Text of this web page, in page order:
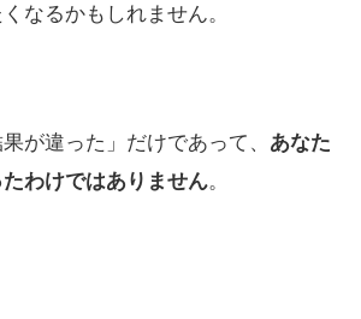
なるかもしれません。
が違った」だけであって、 あなた
わけではありません。